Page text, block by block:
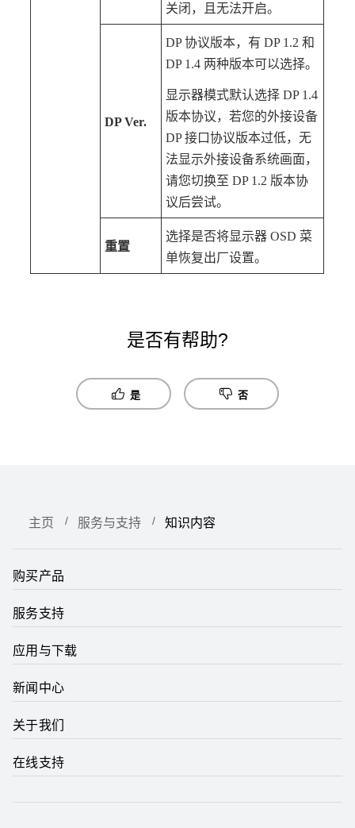
关闭，且无法开启。
DP Ver.
DP 协议版本，有 DP 1.2 和
DP 1.4 两种版本可以选择。
显示器模式默认选择 DP 1.4
版本协议，若您的外接设备
DP 接口协议版本过低，无
法显示外接设备系统画面，
请您切换至 DP 1.2 版本协
议后尝试。
重置
选择是否将显示器 OSD 菜
单恢复出厂设置。
是否有帮助?
是 否
主页 服务与支持 知识内容
购买产品
服务支持
应用与下载
新闻中心
关于我们
在线支持